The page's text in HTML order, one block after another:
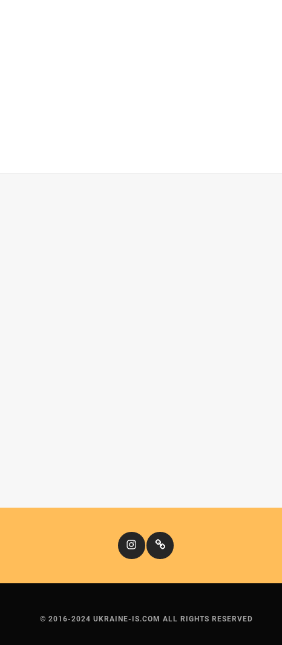
InstagramКіномандри
© 2016-2024 UKRAINE-IS.COM ALL RIGHTS RESERVED